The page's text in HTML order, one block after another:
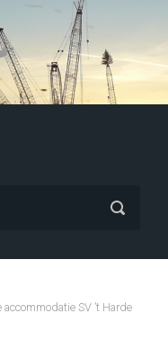
SV ’t Harde